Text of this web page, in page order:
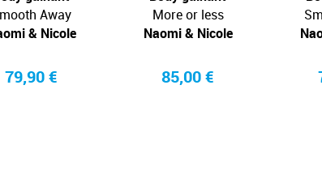
Away
& Nicole
79,90 €
More or less
Naomi & Nicole
85,00 €